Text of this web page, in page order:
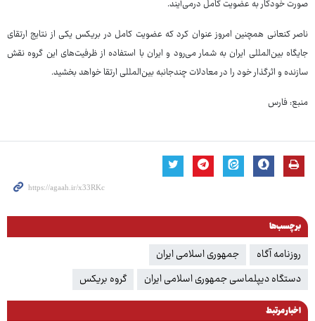
صورت خودکار به عضویت کامل درمی‌آیند.
ناصر کنعانی همچنین امروز عنوان کرد که عضویت کامل در بریکس یکی از نتایج ارتقای
جایگاه بین‌المللی ایران به شمار می‌رود و ایران با استفاده از ظرفیت‌های این گروه نقش
سازنده و اثرگذار خود را در معادلات چندجانبه بین‌المللی ارتقا خواهد بخشید.
منبع: فارس
برچسب‌ها
روزنامه آگاه
جمهوری اسلامی ایران
دستگاه دیپلماسی جمهوری اسلامی ایران
گروه بریکس
اخبار مرتبط